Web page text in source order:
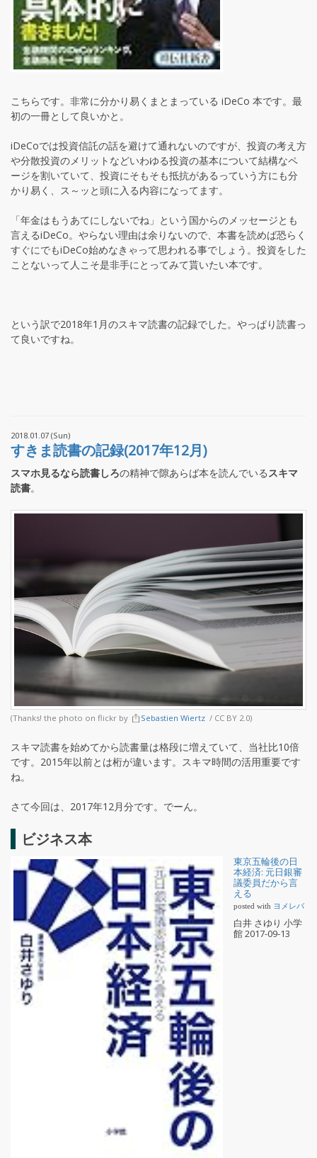
こちらです。非常に分かり易くまとまっている iDeCo 本です。最
初の一冊として良いかと。
iDeCoでは投資信託の話を避けて通れないのですが、投資の考え方
や分散投資のメリットなどいわゆる投資の基本について結構なペ
ージを割いていて、投資にそもそも抵抗があるっていう方にも分
かり易く、ス～ッと頭に入る内容になってます。
「年金はもうあてにしないでね」という国からのメッセージとも
言えるiDeCo。やらない理由は余りないので、本書を読めば恐らく
すぐにでもiDeCo始めなきゃって思われる事でしょう。投資をした
ことないって人こそ是非手にとってみて貰いたい本です。
という訳で2018年1月のスキマ読書の記録でした。やっぱり読書っ
て良いですね。
2018.01.07 (Sun)
すきま読書の記録(2017年12月)
スマホ見るなら読書しろの精神で隙あらば本を読んでいる スキマ
読書。
(Thanks! the photo on flickr by Sebastien Wiertz / CC BY 2.0)
スキマ読書を始めてから読書量は格段に増えていて、当社比10倍
です。2015年以前とは桁が違います。スキマ時間の活用重要です
ね。
さて今回は、2017年12月分です。でーん。
ビジネス本
東京五輪後の日
本経済: 元日銀審
議委員だから言
える
posted with ヨメレバ
白井 さゆり 小学
館 2017-09-13